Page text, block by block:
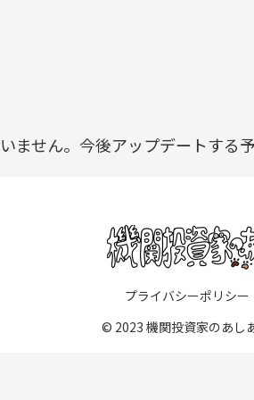
ません。今後アップデートする
プライバシーポリシー
© 2023 機関投資家のあし